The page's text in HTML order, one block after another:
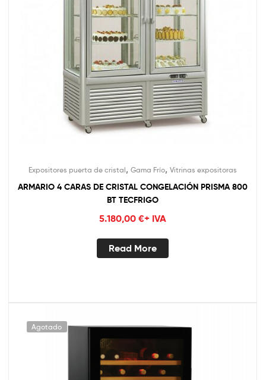
Expositores puerta de cristal, Gama Frío, Vitrinas expositoras
ARMARIO 4 CARAS DE CRISTAL CONGELACIÓN PRISMA 800
BT TECFRIGO
5.180,00 €+ IVA
Read More
Agotado